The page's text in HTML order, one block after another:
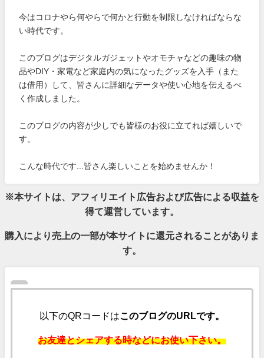
今はコロナやら何やらで何かと行動を制限しなければならな
い時代です。
このブログはデジタルガジェットやオモチャなどの趣味の物
品やDIY・家電など家庭内の気になったグッズを入手（また
は借用）して、皆さんに詳細なデータや使い心地を伝えるべ
く作成しました。
このブログの内容が少しでも皆様のお役に立てれば嬉しいで
す。
こんな時代です...皆さん楽しいことを始めませんか！
※本サイトは、アフィリエイト広告および広告による収益を
得て運営しています。
購入により売上の一部が本サイトに還元されることがありま
す。
以下のQRコードはこのブログのURLです。
お友達とシェアする時などにお使い下さい。